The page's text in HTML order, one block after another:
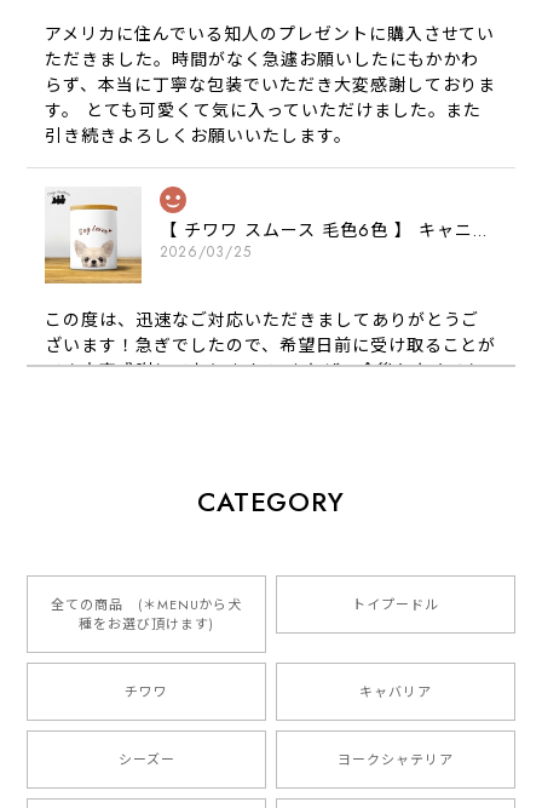
アメリカに住んでいる知人のプレゼントに購入させてい
ただきました。時間がなく急遽お願いしたにもかかわ
らず、本当に丁寧な包装でいただき大変感謝しておりま
す。 とても可愛くて気に入っていただけました。また
引き続きよろしくお願いいたします。
【 チワワ スムース 毛色6色 】 キャニスター 保存容器 お家用 プレゼント 犬 ペット うちの子 犬グッズ
2026/03/25
この度は、迅速なご対応いただきましてありがとうご
ざいます！急ぎでしたので、希望日前に受け取ることが
でき大変感謝しております！ またぜひ今後ともよろし
2026/01/16
とっても可愛くて、わんちゃんの名前や電話番号も分か
りやすくて最高です！ ありがとうございました❁⃘*.ﾟ
ご縁がありましたら、またよろしくお願いいたします。
【 自然に囲まれた ダックスフンド 】 キャニスター 保存容器 お家用 プレゼント 犬 ペット うちの子 犬グッズ
CATEGORY
全ての商品 (＊MENUから犬
種をお選び頂けます)
トイプードル
チワワ キャバリア
シーズー ヨークシャテリア